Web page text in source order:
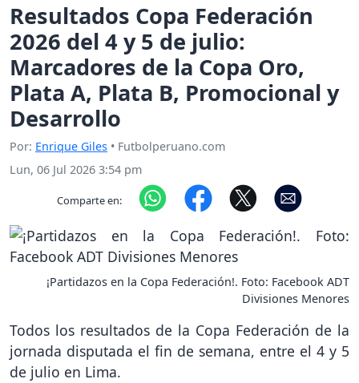
Resultados Copa Federación
2026 del 4 y 5 de julio:
Marcadores de la Copa Oro,
Plata A, Plata B, Promocional y
Desarrollo
Por: Enrique Giles • Futbolperuano.com
Lun, 06 Jul 2026 3:54 pm
Comparte en:
¡Partidazos en la Copa Federación!. Foto: Facebook ADT
Divisiones Menores
Todos los resultados de la Copa Federación de la
jornada disputada el fin de semana, entre el 4 y 5
de julio en Lima.